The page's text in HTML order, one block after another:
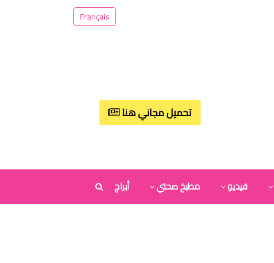
Français
تحميل مجاني هنا
فيديو مطبخ صحتي أبراج